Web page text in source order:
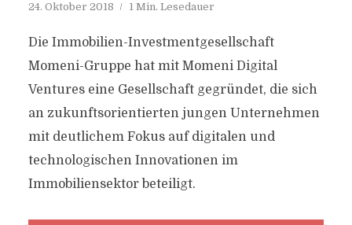
24. Oktober 2018 1 Min. Lesedauer
Die Immobilien-Investmentgesellschaft
Momeni-Gruppe hat mit Momeni Digital
Ventures eine Gesellschaft gegründet, die sich
an zukunftsorientierten jungen Unternehmen
mit deutlichem Fokus auf digitalen und
technologischen Innovationen im
Immobiliensektor beteiligt.